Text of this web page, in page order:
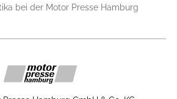
bei der Motor Presse Hamburg